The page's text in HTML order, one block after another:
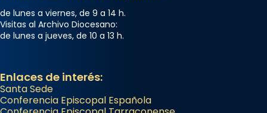
de lunes a viernes, de 9 a 14 h.
Visitas al Archivo Diocesano:
de lunes a jueves, de 10 a 13 h.
Enlaces de interés:
Santa Sede
Conferencia Episcopal Española